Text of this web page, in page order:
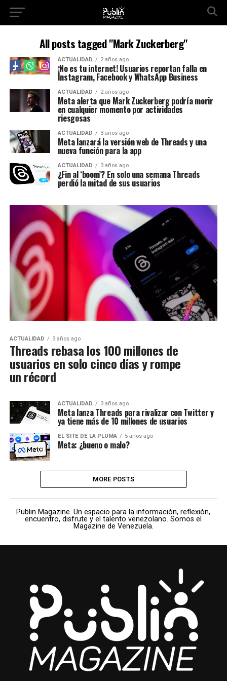
All posts tagged "Mark Zuckerberg"
ACTUALIDAD 2 años ago
¡No es tu internet! Usuarios reportan falla en
Instagram, Facebook y WhatsApp Business
ACTUALIDAD 2 años ago
Meta alerta que Mark Zuckerberg podría morir
en cualquier momento por actividades
riesgosas
ACTUALIDAD 3 años ago
Meta lanzará la versión web de Threads y una
nueva función para la app
ACTUALIDAD 3 años ago
¿Fin al ‘boom’? En solo una semana Threads
perdió la mitad de sus usuarios
ACTUALIDAD 3 años ago
Threads rebasa los 100 millones de
usuarios en solo cinco días y rompe
un récord
ACTUALIDAD 3 años ago
Meta lanza Threads para rivalizar con Twitter y
ya tiene más de 10 millones de usuarios
EL SITE DE LA PLUMA 5 años ago
Meta: ¿bueno o malo?
MORE POSTS
Publin Magazine. Un espacio para la información, reflexión,
encuentro, disfrute y el talento venezolano. Somos el
Magazine de Venezuela.